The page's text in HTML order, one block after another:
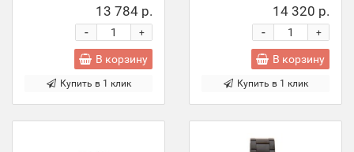
13 784 р.
+
-
В корзину
Купить в 1 клик
14 320 р.
+
-
В корзину
Купить в 1 клик